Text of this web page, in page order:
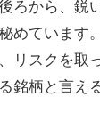
ろから、鋭
めています
リスクを取
銘柄と言え